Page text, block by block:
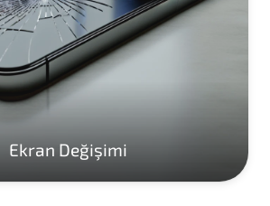
Ekran Değişimi